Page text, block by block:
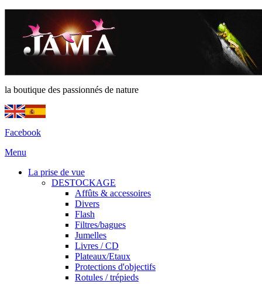
la boutique des passionnés de nature
Facebook
Menu
La prise de vue
DESTOCKAGE
Affûts & accessoires
Divers
Flash
Filtres/bagues
Jumelles
Livres / CD
Plateaux/Etaux
Protections d'objectifs
Rotules / trépieds